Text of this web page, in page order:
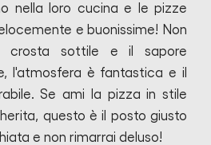
nella loro cucina e le pizze
e buonissime! Non
crosta sottile e il sapore
l'atmosfera è fantastica e il
Se ami la pizza in stile
questo è il posto giusto
e non rimarrai deluso!